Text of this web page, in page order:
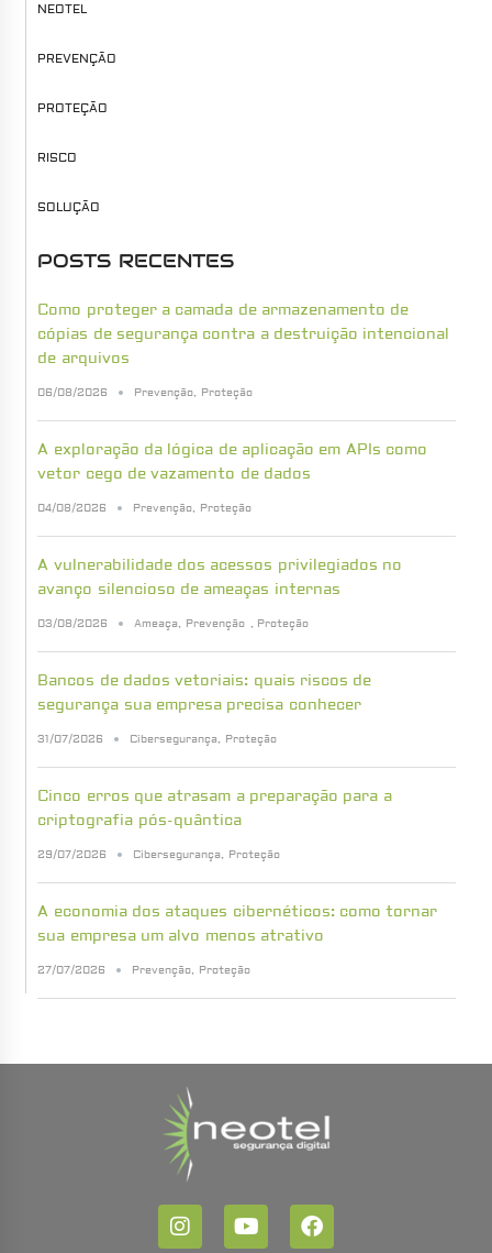
NEOTEL
PREVENÇÃO
PROTEÇÃO
RISCO
SOLUÇÃO
POSTS RECENTES
Como proteger a camada de armazenamento de
cópias de segurança contra a destruição intencional
de arquivos
06/08/2026 Prevenção Proteção
A exploração da lógica de aplicação em APIs como
vetor cego de vazamento de dados
04/08/2026 Prevenção Proteção
A vulnerabilidade dos acessos privilegiados no
avanço silencioso de ameaças internas
03/08/2026 Ameaça Prevenção Proteção
Bancos de dados vetoriais: quais riscos de
segurança sua empresa precisa conhecer
31/07/2026 Cibersegurança Proteção
Cinco erros que atrasam a preparação para a
criptografia pós-quântica
29/07/2026 Cibersegurança Proteção
A economia dos ataques cibernéticos: como tornar
sua empresa um alvo menos atrativo
27/07/2026 Prevenção Proteção